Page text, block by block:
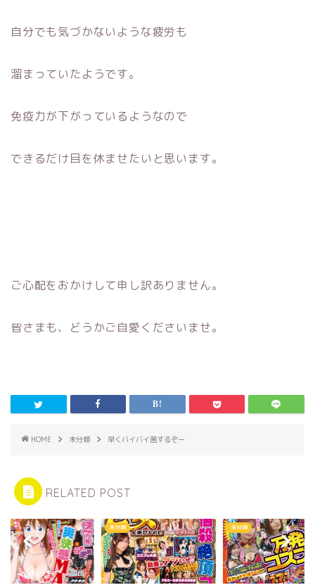
自分でも気づかないような疲労も
溜まっていたようです。
免疫力が下がっているようなので
できるだけ目を休ませたいと思います。
ご心配をおかけして申し訳ありません。
皆さまも、どうかご自愛くださいませ。
HOME 未分類 早くバイバイ菌するぞー
RELATED POST
未分類 未分類